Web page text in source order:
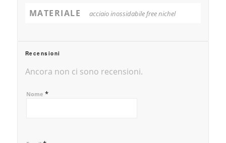
MATERIALE acciaio inossidabile free nichel
Recensioni
Ancora non ci sono recensioni.
Nome *